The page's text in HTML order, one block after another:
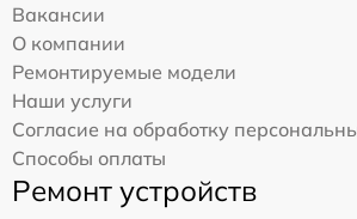
Вакансии
О компании
Ремонтируемые модели
Наши услуги
Согласие на обработку
Способы оплаты
Ремонт устройств